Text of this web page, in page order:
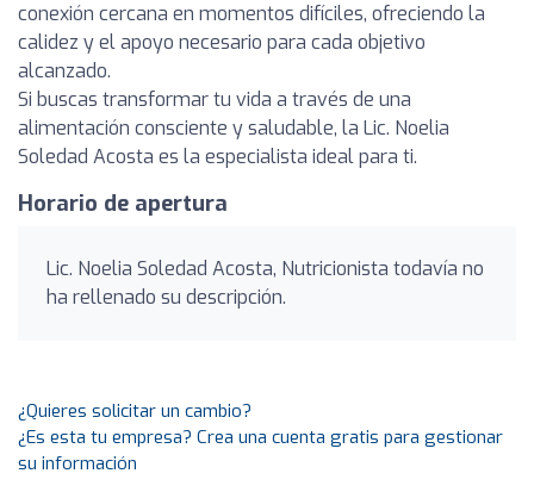
conexión cercana en momentos difíciles, ofreciendo la
calidez y el apoyo necesario para cada objetivo
alcanzado.
Si buscas transformar tu vida a través de una
alimentación consciente y saludable, la Lic. Noelia
Soledad Acosta es la especialista ideal para ti.
Horario de apertura
Lic. Noelia Soledad Acosta, Nutricionista todavía no
ha rellenado su descripción.
¿Quieres solicitar un cambio?
¿Es esta tu empresa? Crea una cuenta gratis para gestionar
su información